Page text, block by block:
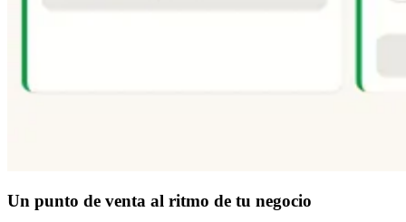
Un punto de venta al ritmo de tu negocio